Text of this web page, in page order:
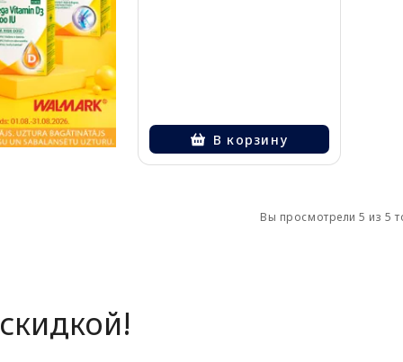
В корзину
Вы просмотрели 5 из 5